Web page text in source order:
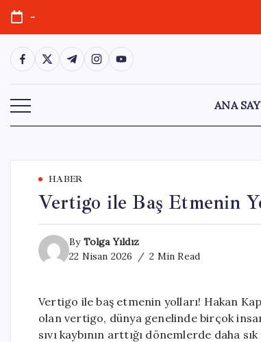
Skip
content
-
https://www.facebook.com/
https://twitter.com/
https://t.me/
https://www.instagram.com/
https://youtube.com/
ANA
HABER
Vertigo ile Baş Etmenin
By Tolga Yıldız
22 Nisan 2026
2 Min Read
Vertigo ile baş etmenin yolları! Hakan
olan vertigo, dünya genelinde birçok
sıvı kaybının arttığı dönemlerde daha